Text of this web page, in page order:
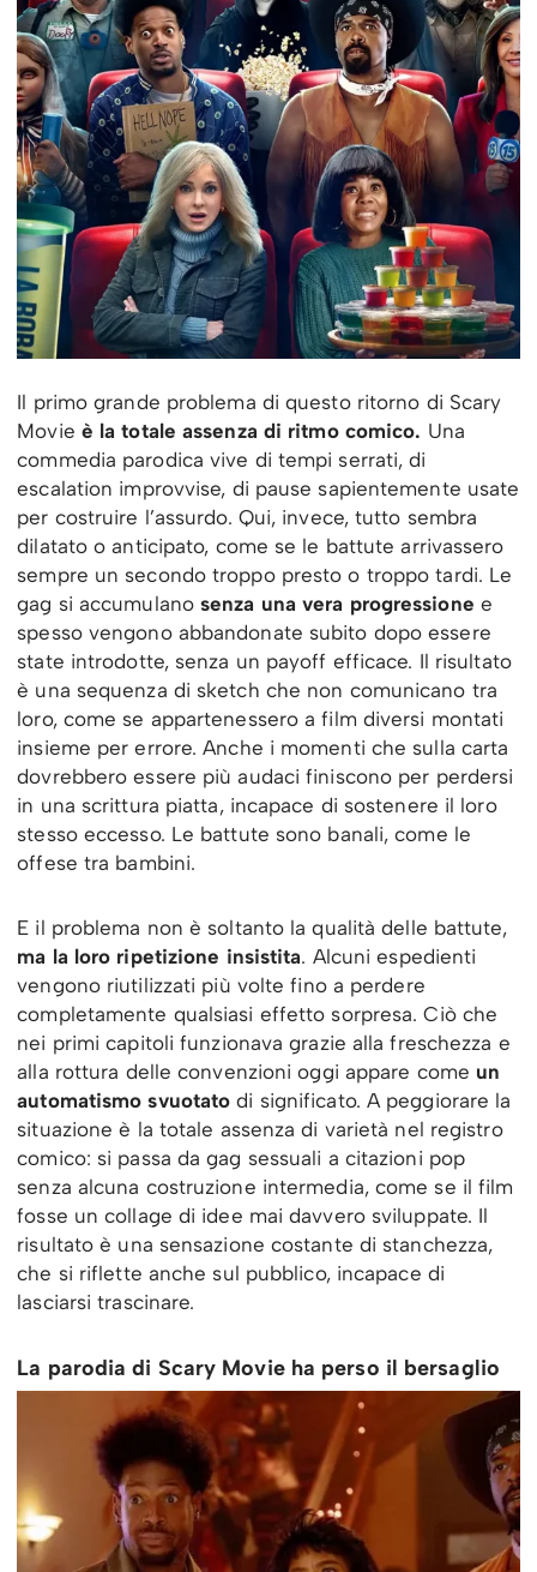
Il primo grande problema di questo ritorno di Scary
Movie è la totale assenza di ritmo comico. Una
commedia parodica vive di tempi serrati, di
escalation improvvise, di pause sapientemente usate
per costruire l’assurdo. Qui, invece, tutto sembra
dilatato o anticipato, come se le battute arrivassero
sempre un secondo troppo presto o troppo tardi. Le
gag si accumulanosenza una vera progressione e
spesso vengono abbandonate subito dopo essere
state introdotte, senza un payoff efficace. Il risultato
è una sequenza di sketch che non comunicano tra
loro, come se appartenessero a film diversi montati
insieme per errore. Anche i momenti che sulla carta
dovrebbero essere più audaci finiscono per perdersi
in una scrittura piatta, incapace di sostenere il loro
stesso eccesso. Le battute sono banali, come le
offese tra bambini.
E il problema non è soltanto la qualità delle battute,
ma la loro ripetizione insistita. Alcuni espedienti
vengono riutilizzati più volte fino a perdere
completamente qualsiasi effetto sorpresa. Ciò che
nei primi capitoli funzionava grazie alla freschezza e
alla rottura delle convenzioni oggi appare come un
automatismo svuotatodi significato. A peggiorare la
situazione è la totale assenza di varietà nel registro
comico: si passa da gag sessuali a citazioni pop
senza alcuna costruzione intermedia, come se il film
fosse un collage di idee mai davvero sviluppate. Il
risultato è una sensazione costante di stanchezza,
che si riflette anche sul pubblico, incapace di
lasciarsi trascinare.
La parodia di Scary Movie ha perso il bersaglio